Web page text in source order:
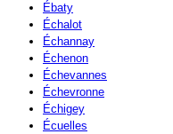
Ébaty
Échalot
Échannay
Échenon
Échevannes
Échevronne
Échigey
Écuelles